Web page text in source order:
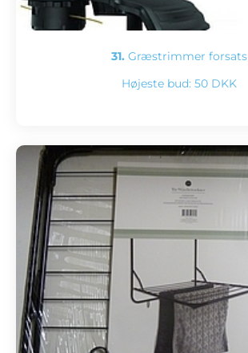
31. Græstrimmer forsats
Højeste bud: 50 DKK